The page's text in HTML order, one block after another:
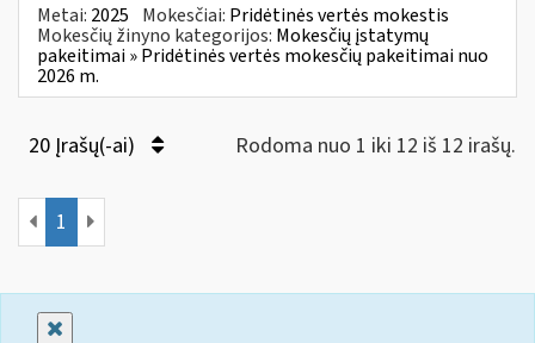
Metai: 2025 Mokesčiai: Pridėtinės vertės mokestis
Mokesčių žinyno kategorijos: Mokesčių įstatymų
pakeitimai » Pridėtinės vertės mokesčių pakeitimai nuo
2026 m.
20 Įrašų(-ai) Rodoma nuo 1 iki 12 iš 12 irašų.
1